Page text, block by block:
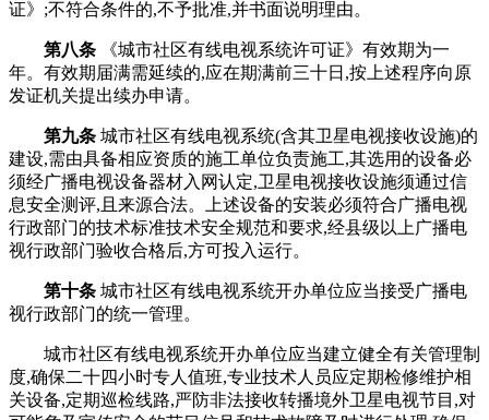
证》;不符合条件的,不予批准,并书面说明理由。
第八条
《城市社区有线电视系统许可证》有效期为一
年。有效期届满需延续的,应在期满前三十日,按上述程序向原
发证机关提出续办申请。
第九条 城市社区有线电视系统(含其卫星电视接收设施)的
建设,需由具备相应资质的施工单位负责施工,其选用的设备必
须经广播电视设备器材入网认定,卫星电视接收设施须通过信
息安全测评,且来源合法。上述设备的安装必须符合广播电视
行政部门的技术标准技术安全规范和要求,经县级以上广播电
视行政部门验收合格后,方可投入运行。
第十条 城市社区有线电视系统开办单位应当接受广播电
视行政部门的统一管理。
城市社区有线电视系统开办单位应当建立健全有关管理制
度,确保二十四小时专人值班,专业技术人员应定期检修维护相
关设备,定期巡检线路,严防非法接收转播境外卫星电视节目,对